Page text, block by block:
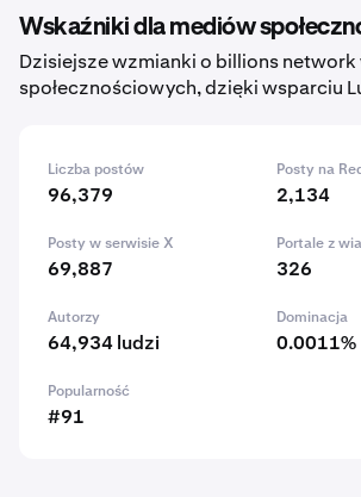
Wskaźniki dla mediów
Dzisiejsze wzmianki o billions network
społecznościowych, dzięki wsparciu
Liczba postów
96,379
Posty na
2,134
Posty w serwisie X
69,887
Portale z
326
Autorzy
64,934 ludzi
Dominacja
0.0011%
Popularność
#91